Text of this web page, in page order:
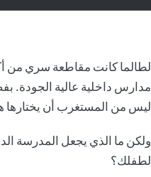
لطالما كانت مقاطعة سري من
مدارس داخلية عالية الجودة.
ليس من المستغرب أن يختارها
ولكن ما الذي يجعل المدرسة
لطفلك؟